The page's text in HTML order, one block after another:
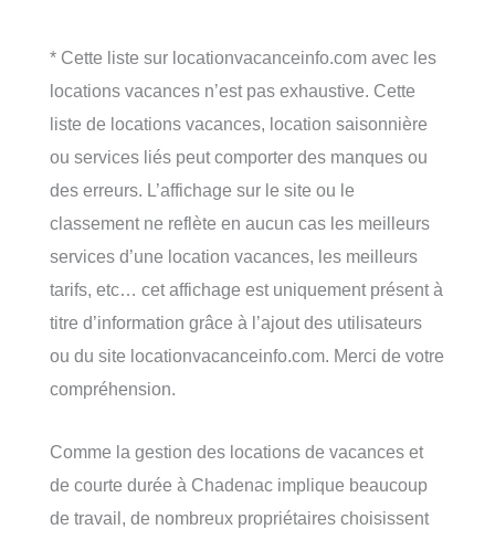
* Cette liste sur locationvacanceinfo.com avec les
locations vacances n’est pas exhaustive. Cette
liste de locations vacances, location saisonnière
ou services liés peut comporter des manques ou
des erreurs. L’affichage sur le site ou le
classement ne reflète en aucun cas les meilleurs
services d’une location vacances, les meilleurs
tarifs, etc… cet affichage est uniquement présent à
titre d’information grâce à l’ajout des utilisateurs
ou du site locationvacanceinfo.com. Merci de votre
compréhension.
Comme la gestion des locations de vacances et
de courte durée à Chadenac implique beaucoup
de travail, de nombreux propriétaires choisissent